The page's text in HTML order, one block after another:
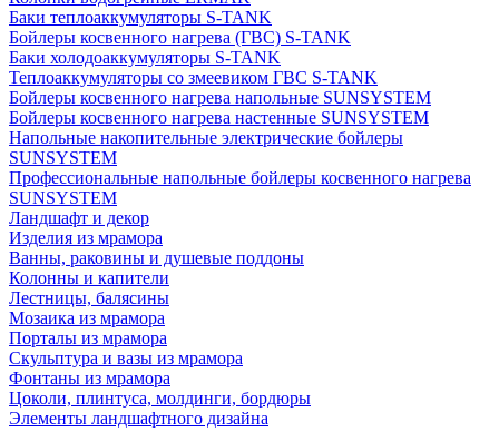
Баки теплоаккумуляторы S-TANK
Бойлеры косвенного нагрева (ГВС) S-TANK
Баки холодоаккумуляторы S-TANK
Теплоаккумуляторы со змеевиком ГВС S-TANK
Бойлеры косвенного нагрева напольные SUNSYSTEM
Бойлеры косвенного нагрева настенные SUNSYSTEM
Напольные накопительные электрические бойлеры
SUNSYSTEM
Профессиональные напольные бойлеры косвенного нагрева
SUNSYSTEM
Ландшафт и декор
Изделия из мрамора
Ванны, раковины и душевые поддоны
Колонны и капители
Лестницы, балясины
Мозаика из мрамора
Порталы из мрамора
Скульптура и вазы из мрамора
Фонтаны из мрамора
Цоколи, плинтуса, молдинги, бордюры
Элементы ландшафтного дизайна